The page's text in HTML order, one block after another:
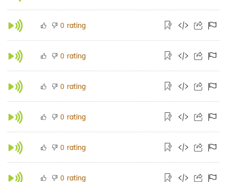
0 rating
0 rating
0 rating
0 rating
0 rating
0 rating